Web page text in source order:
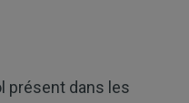
présent dans les